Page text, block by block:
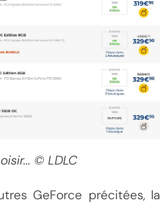
© LDLC
GeForce précitées, la